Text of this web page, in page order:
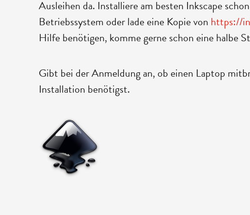
Ausleihen da. Installiere am besten Inkscape
Betriebssystem oder lade eine Kopie von https://
Hilfe benötigen, komme gerne schon eine halbe
Gibt bei der Anmeldung an, ob einen Laptop
Installation benötigst.